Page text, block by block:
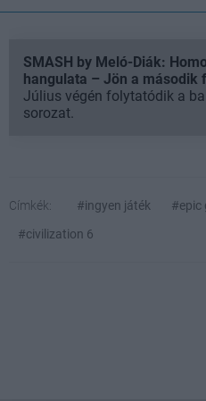
SMASH by Meló-Diák:
hangulata – Jön a második
Július végén folytatódik a
sorozat.
Címkék: #ingyen játék #epic
#civilization 6